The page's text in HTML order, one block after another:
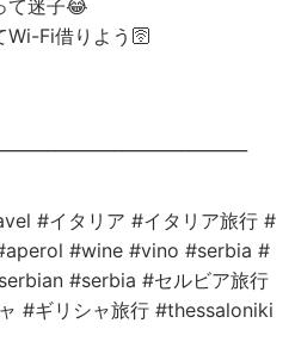
て迷子😂
Wi-Fi借りよう🛜
#イタリア #イタリア旅行 #
#wine #vino #serbia #
#serbia #セルビア旅行
#ギリシャ旅行 #thessaloniki